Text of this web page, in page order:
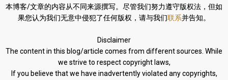
本博客/文章的内容从不同来源撰写。 尽管我们努力遵守版权法， 但如
果您认为我们无意中侵犯了任何版权，请与我们联系并告知。
Disclaimer
The content in this blog/article comes from different sources. While
we strive to respect copyright laws,
If you believe that we have inadvertently violated any copyrights,